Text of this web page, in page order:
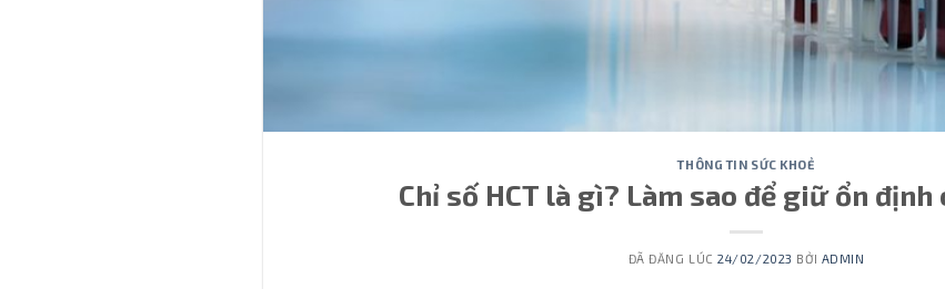
THÔNG TIN SỨC KHOẺ
Chỉ số HCT là gì? Làm sao để giữ ổn định
ĐÃ ĐĂNG LÚC24/02/2023 BỞI ADMIN